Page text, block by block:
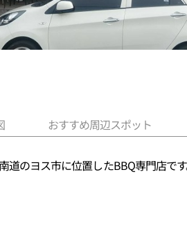
おすすめ周辺スポット
のヨス市に位置したBBQ専門店で